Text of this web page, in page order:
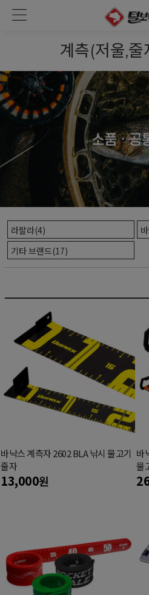
계측(저울,줄
라팔라(4)
기타 브랜드(17)
바낙스 계측자 2602 BLA 낚시 물고기
줄자
13,000원
바
물